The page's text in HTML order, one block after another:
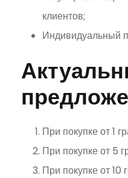
клиентов;
Индивидуальный
При покупке от 1
При покупке от 5
При покупке от 10